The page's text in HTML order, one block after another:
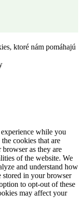
ktoré nám pomáhajú
while you
cookies that are
browser as they are
of the website. We
and understand how
stored in your browser
to opt-out of these
may affect your